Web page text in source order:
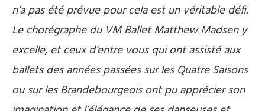
n’a pas été prévue pour cela est un véritable défi.
Le chorégraphe du VM Ballet Matthew Madsen y
excelle, et ceux d’entre vous qui ont assisté aux
ballets des années passées sur les Quatre Saisons
ou sur les Brandebourgeois ont pu apprécier son